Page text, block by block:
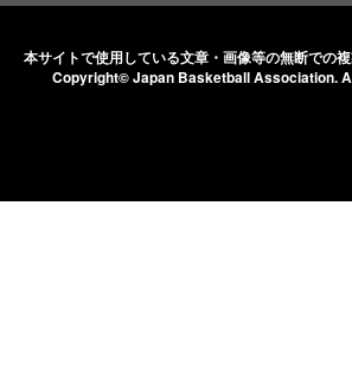
本サイトで使用している文章・画像等の無断での
Copyright© Japan Basketball Association.